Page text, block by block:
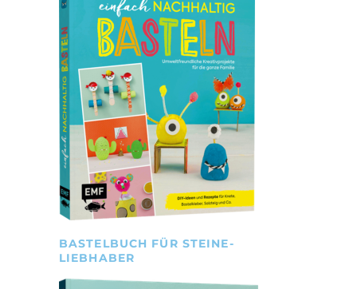
BASTELBUCH FÜR STEINE-
LIEBHABER